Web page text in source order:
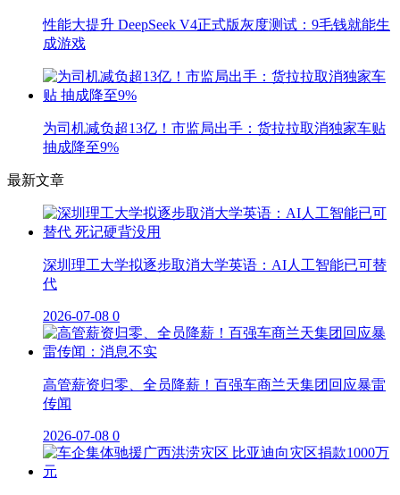
性能大提升 DeepSeek V4正式版灰度测试：9毛钱就能生
成游戏
为司机减负超13亿！市监局出手：货拉拉取消独家车贴
抽成降至9%
最新文章
深圳理工大学拟逐步取消大学英语：AI人工智能已可替
代
2026-07-08 0
高管薪资归零、全员降薪！百强车商兰天集团回应暴雷
传闻
2026-07-08 0